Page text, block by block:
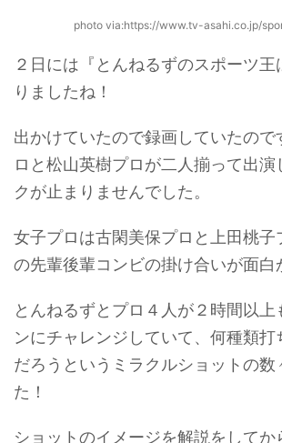
photo via:https://www.tv-asahi.co.jp/
２日には『とんねるずのスポーツ王
りましたね！
出かけていたので録画していたので
ロと松山英樹プロが二人揃って出演
クが止まりませんでした。
女子プロは古閑美保プロと上田桃子
の先輩後輩コンビの掛け合いが面白
とんねるずとプロ４人が２時間以上
ンにチャレンジしていて、何種類打
だろうというミラクルショットの数
た！
ショットのイメージを解説をしてか